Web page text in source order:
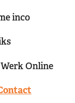
inco
Online